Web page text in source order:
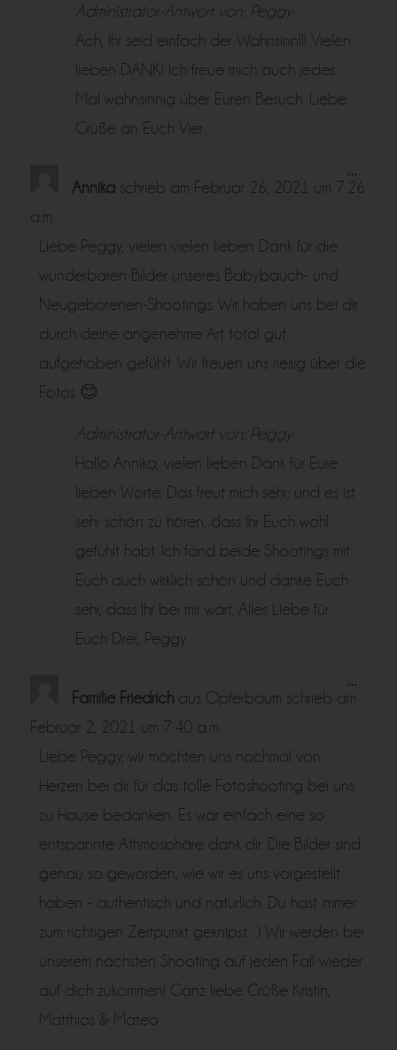
Administrator-Antwort von: Peggy
Ach, Ihr seid einfach der Wahnsinn!!! Vielen
lieben DANK! Ich freue mich auch jedes
Mal wahnsinnig über Euren Besuch. Liebe
Grüße an Euch Vier
Annika schrieb am Februar 26, 2021 um 7:26
a.m.
Liebe Peggy, vielen vielen lieben Dank für die
wunderbaren Bilder unseres Babybauch- und
Neugeborenen-Shootings. Wir haben uns bei dir
durch deine angenehme Art total gut
aufgehoben gefühlt. Wir freuen uns riesig über die
Fotos 😊
Administrator-Antwort von: Peggy
Hallo Annika, vielen lieben Dank für Eure
lieben Worte. Das freut mich sehr; und es ist
sehr schön zu hören, dass Ihr Euch wohl
gefühlt habt. Ich fand beide Shootings mit
Euch auch wirklich schön und danke Euch
sehr, dass Ihr bei mir wart. Alles Liebe für
Euch Drei, Peggy
...
ein-/
Familie Friedrich aus Opferbaum schrieb am
Februar 2, 2021 um 7:40 a.m.
Liebe Peggy, wir möchten uns nochmal von
Herzen bei dir für das tolle Fotoshooting bei uns
zu Hause bedanken. Es war einfach eine so
entspannte Athmosphäre dank dir. Die Bilder sind
genau so geworden, wie wir es uns vorgestellt
haben - authentisch und natürlich. Du hast immer
zum richtigen Zeitpunkt geknipst. :) Wir werden bei
unserem nächsten Shooting auf jeden Fall wieder
auf dich zukommen! Ganz liebe Grüße Kristin,
Matthias & Mateo
...